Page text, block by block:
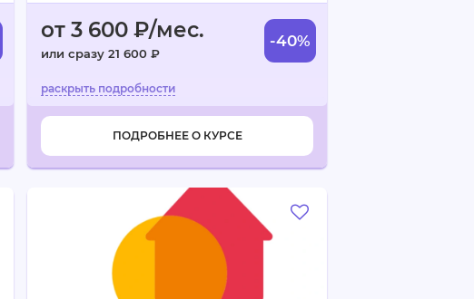
от 3 600 ₽/мес.
или сразу 21 600 ₽
-40%
ПОДРОБНЕЕ О КУРСЕ